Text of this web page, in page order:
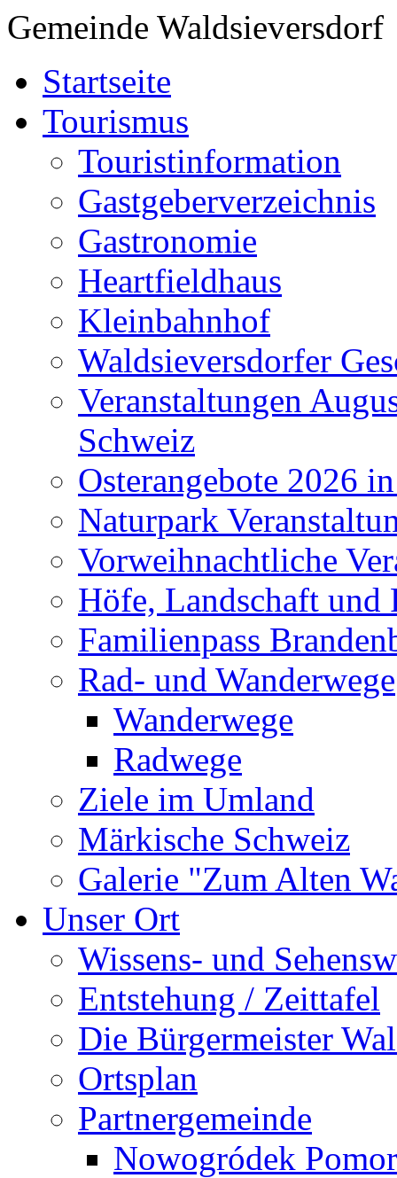
Gemeinde Waldsieversdorf
Startseite
Tourismus
Touristinformation
Gastgeberverzeichnis
Gastronomie
Heartfieldhaus
Kleinbahnhof
Waldsieversdorfer
Veranstaltungen
Schweiz
Osterangebote 2026
Naturpark
Vorweihnachtliche
Höfe, Landschaft und
Familienpass
Rad- und Wanderwege
Wanderwege
Radwege
Ziele im Umland
Märkische Schweiz
Galerie "Zum Alten
Unser Ort
Wissens- und
Entstehung / Zeittafel
Die Bürgermeister
Ortsplan
Partnergemeinde
Nowogródek